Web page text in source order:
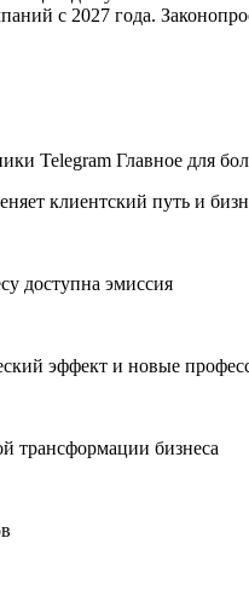
с 2027 года.
Telegram Главное для
клиентский путь и
доступна эмиссия
эффект и новые
трансформации бизнеса